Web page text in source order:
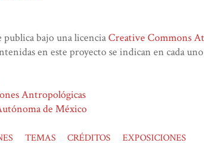
publica bajo una licenciaCreative Commons
en este proyecto se indican en cada
Antropológicas
de México
TEMAS CRÉDITOS EXPOSICIONES